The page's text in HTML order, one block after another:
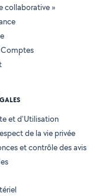
collaborative »
Comptes
et d'Utilisation
de la vie privée
et contrôle des avis